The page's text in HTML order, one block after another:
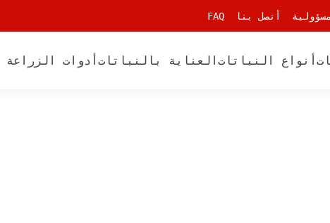
أتصل بنا FAQ
أنواع النباتات العناية بالنباتات أدوات الزراعة